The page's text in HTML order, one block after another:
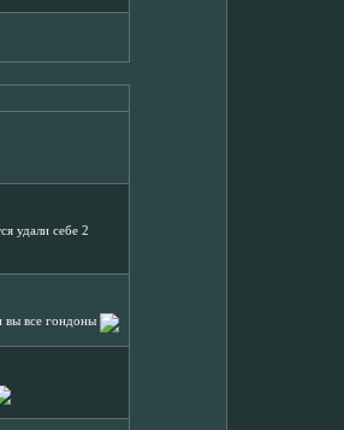
удали себе 2
все гондоны